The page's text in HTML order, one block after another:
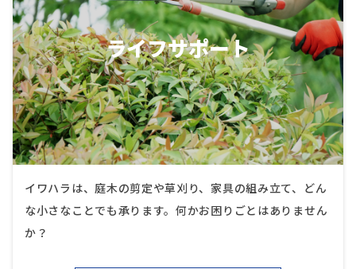
ライフサポート
イワハラは、庭木の剪定や草刈り、家具の組み立て、どん
な小さなことでも承ります。何かお困りごとはありません
か？